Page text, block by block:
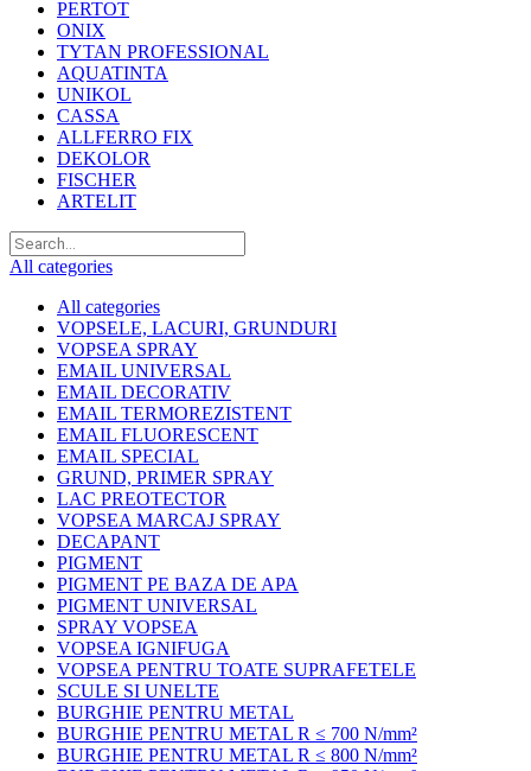
PERTOT
ONIX
TYTAN PROFESSIONAL
AQUATINTA
UNIKOL
CASSA
ALLFERRO FIX
DEKOLOR
FISCHER
ARTELIT
All categories
All categories
VOPSELE, LACURI, GRUNDURI
VOPSEA SPRAY
EMAIL UNIVERSAL
EMAIL DECORATIV
EMAIL TERMOREZISTENT
EMAIL FLUORESCENT
EMAIL SPECIAL
GRUND, PRIMER SPRAY
LAC PREOTECTOR
VOPSEA MARCAJ SPRAY
DECAPANT
PIGMENT
PIGMENT PE BAZA DE APA
PIGMENT UNIVERSAL
SPRAY VOPSEA
VOPSEA IGNIFUGA
VOPSEA PENTRU TOATE SUPRAFETELE
SCULE SI UNELTE
BURGHIE PENTRU METAL
BURGHIE PENTRU METAL R ≤ 700 N/mm²
BURGHIE PENTRU METAL R ≤ 800 N/mm²